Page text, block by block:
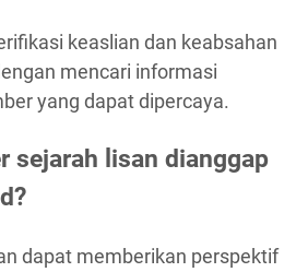
keaslian dan keabsahan
mencari informasi
yang dapat dipercaya.
sejarah lisan dianggap
dapat memberikan perspektif